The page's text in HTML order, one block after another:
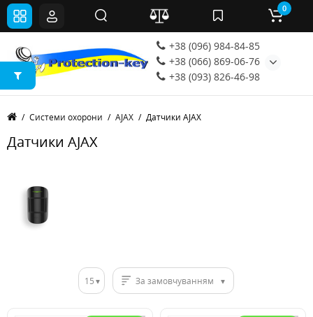
+38 (096) 984-84-85
+38 (066) 869-06-76
+38 (093) 826-46-98
0
Системи охорони AJAX Датчики AJAX
Датчики AJAX
15 За замовчуванням